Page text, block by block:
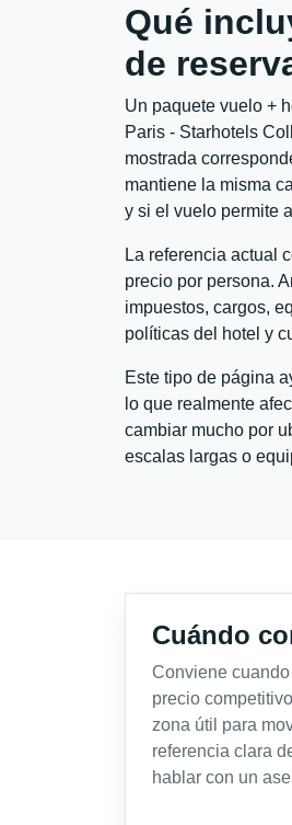
Qué
de
Un paquete vuelo +
Paris - Starhotels
mostrada
mantiene la misma
y si el vuelo permite
La referencia actual
precio por persona.
impuestos, cargos,
políticas del hotel y
Este tipo de página
lo que realmente
cambiar mucho por
escalas largas o
Cuándo
Conviene
precio
zona útil para
referencia clara
hablar con un